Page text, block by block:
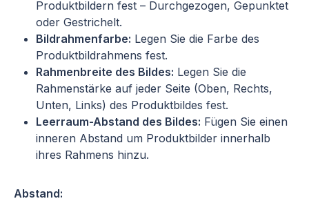
Produktbildern fest – Durchgezogen, Gepunktet
oder Gestrichelt.
Bildrahmenfarbe: Legen Sie die Farbe des
Produktbildrahmens fest.
Rahmenbreite des Bildes: Legen Sie die
Rahmenstärke auf jeder Seite (Oben, Rechts,
Unten, Links) des Produktbildes fest.
Leerraum-Abstand des Bildes: Fügen Sie einen
inneren Abstand um Produktbilder innerhalb
ihres Rahmens hinzu.
Abstand: